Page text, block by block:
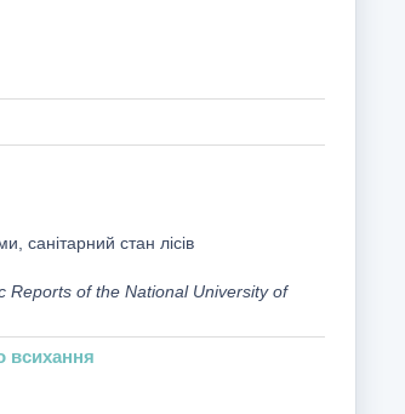
санітарний стан лісів
Reports of the National University of
всихання